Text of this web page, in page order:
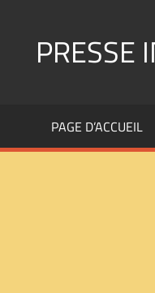
contenuPRESSE
Géopolitique
PAGE D’ACCUEIL